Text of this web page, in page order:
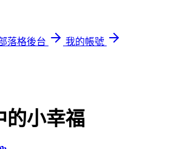
落格後台
我的帳號
的小幸福